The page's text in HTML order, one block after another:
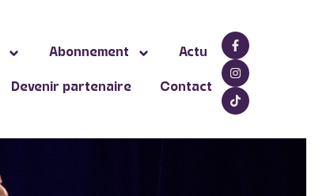
Abonnement Actu
Devenir partenaire Contact